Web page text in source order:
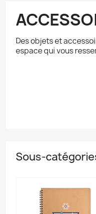
Des objets et
espace qui vous
Sous-